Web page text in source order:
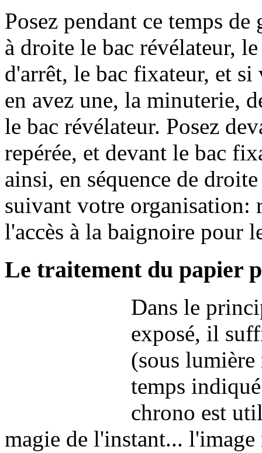
Posez pendant ce temps de
à droite le bac révélateur,
d'arrêt, le bac fixateur, et si
en avez une, la minuterie,
le bac révélateur. Posez
repérée, et devant le bac
ainsi, en séquence de
suivant votre organisation:
l'accès à la baignoire pour
Le traitement du papier
Dans le
exposé, il
(sous
temps
chrono est
magie de l'instant...